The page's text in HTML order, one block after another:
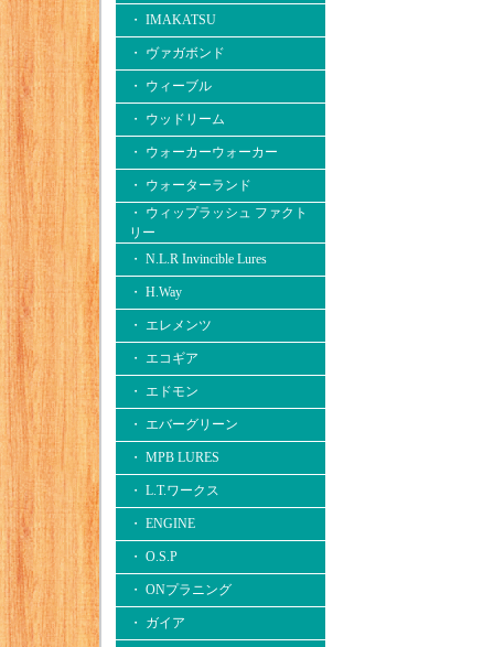
・ IMAKATSU
・ ヴァガボンド
・ ウィーブル
・ ウッドリーム
・ ウォーカーウォーカー
・ ウォーターランド
・ ウィップラッシュ ファクト
リー
・ N.L.R Invincible Lures
・ H.Way
・ エレメンツ
・ エコギア
・ エドモン
・ エバーグリーン
・ MPB LURES
・ L.T.ワークス
・ ENGINE
・ O.S.P
・ ONプラニング
・ ガイア